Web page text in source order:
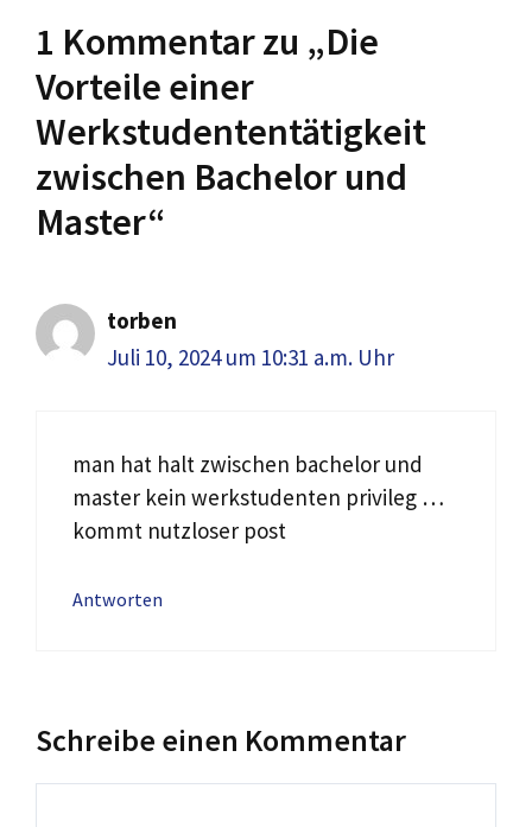
1 Kommentar zu „Die
Vorteile einer
Werkstudententätigkeit
zwischen Bachelor und
Master“
torben
Juli 10, 2024 um 10:31 a.m. Uhr
man hat halt zwischen bachelor und
master kein werkstudenten privileg …
kommt nutzloser post
Antworten
Schreibe einen Kommentar